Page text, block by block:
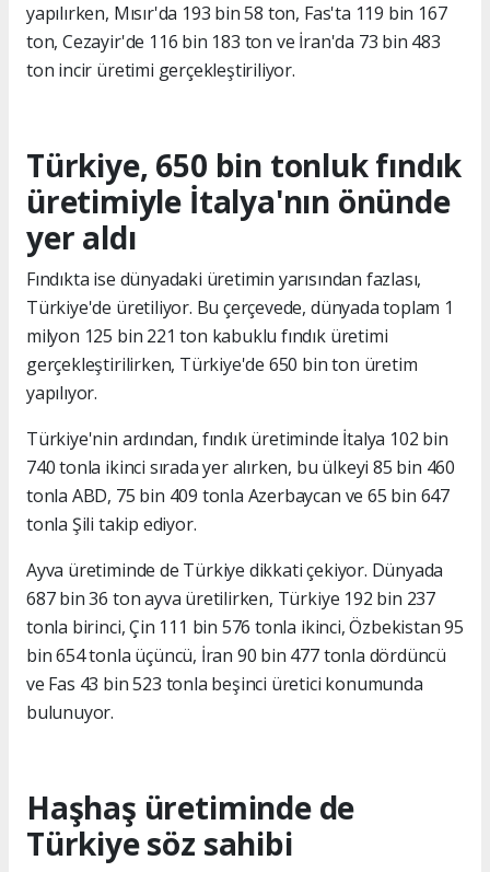
yapılırken, Mısır'da 193 bin 58 ton, Fas'ta 119 bin 167
ton, Cezayir'de 116 bin 183 ton ve İran'da 73 bin 483
ton incir üretimi gerçekleştiriliyor.
Türkiye, 650 bin tonluk fındık
üretimiyle İtalya'nın önünde
yer aldı
Fındıkta ise dünyadaki üretimin yarısından fazlası,
Türkiye'de üretiliyor. Bu çerçevede, dünyada toplam 1
milyon 125 bin 221 ton kabuklu fındık üretimi
gerçekleştirilirken, Türkiye'de 650 bin ton üretim
yapılıyor.
Türkiye'nin ardından, fındık üretiminde İtalya 102 bin
740 tonla ikinci sırada yer alırken, bu ülkeyi 85 bin 460
tonla ABD, 75 bin 409 tonla Azerbaycan ve 65 bin 647
tonla Şili takip ediyor.
Ayva üretiminde de Türkiye dikkati çekiyor. Dünyada
687 bin 36 ton ayva üretilirken, Türkiye 192 bin 237
tonla birinci, Çin 111 bin 576 tonla ikinci, Özbekistan 95
bin 654 tonla üçüncü, İran 90 bin 477 tonla dördüncü
ve Fas 43 bin 523 tonla beşinci üretici konumunda
bulunuyor.
Haşhaş üretiminde de
Türkiye söz sahibi